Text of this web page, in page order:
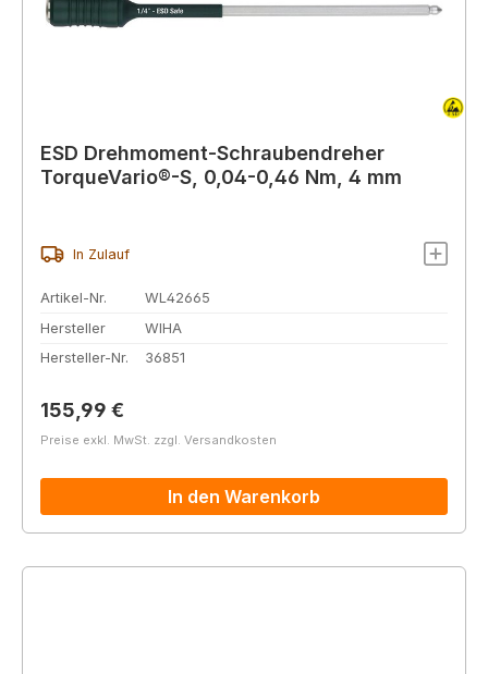
ESD Drehmoment-Schraubendreher
TorqueVario®-S, 0,04-0,46 Nm, 4 mm
In Zulauf
Artikel-Nr.
WL42665
Hersteller
WIHA
Hersteller-Nr.
36851
Regulärer Preis:
155,99 €
Preise exkl. MwSt. zzgl. Versandkosten
In den Warenkorb